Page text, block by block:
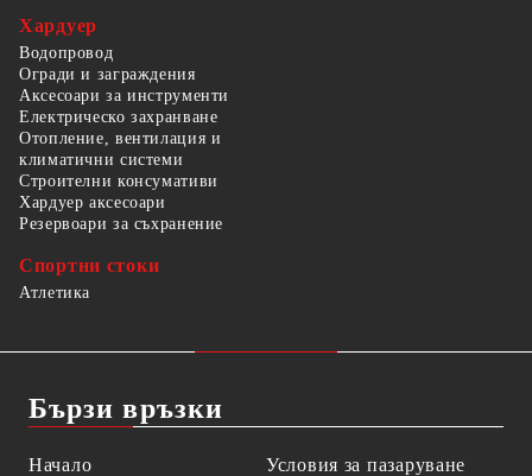
Хардуер
Водопровод
Огради и заграждения
Аксесоари за инструменти
Електрическо захранване
Отопление, вентилация и
климатични системи
Строителни консумативи
Хардуер аксесоари
Резервоари за съхранение
Спортни стоки
Атлетика
Бързи връзки
Начало
Условия за пазаруване